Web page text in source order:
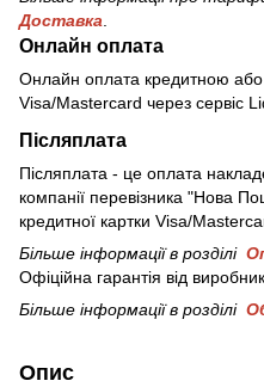
Доставка.
Онлайн оплата
Онлайн оплата кредитною
Visa/Mastercard через сервіс
Післяплата
Післяплата - це оплата
компанії перевізника "Нова
кредитної картки Visa/
Більше інформації в розділі
Офіційна гарантія від
Більше інформації в розділі
Опис